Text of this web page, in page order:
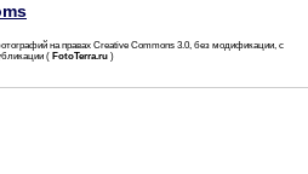
на правах Creative Commons 3.0, без модификации, с
( FotoTerra.ru )